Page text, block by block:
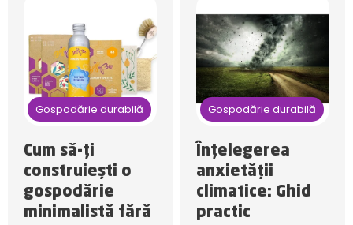
Gospodărie durabilă
Cum să-ți
construiești o
gospodărie
minimalistă fără
Gospodărie durabilă
Înțelegerea
anxietății
climatice: Ghid
practic